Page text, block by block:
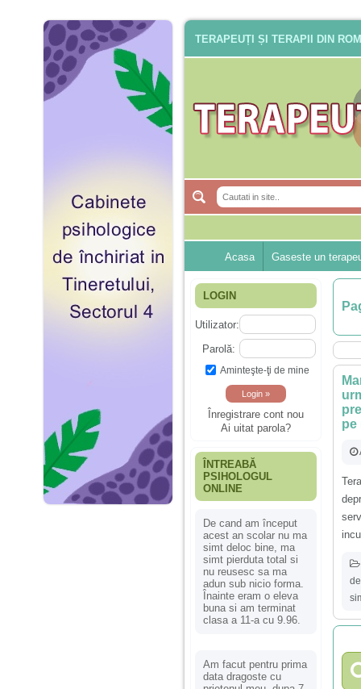
TERAPEUȚI ȘI TERAPII DIN
Acasa Gaseste un
LOGIN
Utilizator:
Parolă:
Aminteşte-ţi de mine
Înregistrare cont nou
Ai uitat parola?
ÎNTREABĂ
PSIHOLOGUL
ONLINE
De cand am început
acest an scolar nu ma
simt deloc bine, ma
simt pierduta total si
nu reusesc sa ma
adun sub nicio forma.
Înainte eram o eleva
buna si am terminat
clasa a 11-a cu 9.96.
Am facut pentru prima
data dragoste cu
pe